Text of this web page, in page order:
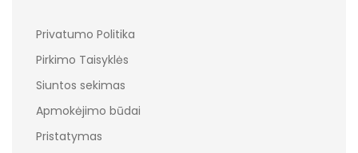
Privatumo Politika
Pirkimo Taisyklės
Siuntos sekimas
Apmokėjimo būdai
Pristatymas